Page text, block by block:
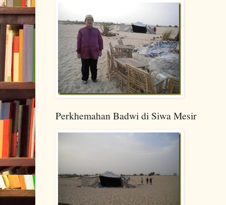
Perkhemahan Badwi di Siwa Mesir